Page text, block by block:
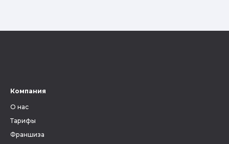
Компания
О нас
Тарифы
Франшиза